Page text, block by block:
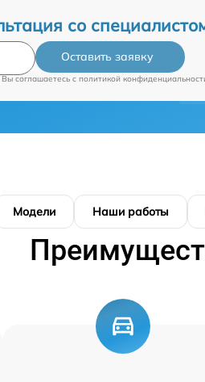
со
Оставить заявку
соглашаетесь c политикой
Модели Наши работы